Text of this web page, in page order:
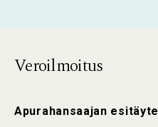
Veroilmoitus
Apurahansaajan